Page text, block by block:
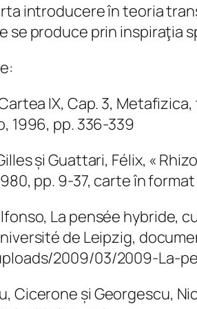
introducere în teoria
se produce prin inspiraţia
IX, Cap. 3,
1996, pp. 336-339
și Guattari, Félix, «
pp. 9-37, carte în format
La pensée hybride,
de Leipzig,
2009/03/2009-La-
Cicerone și Georgescu,